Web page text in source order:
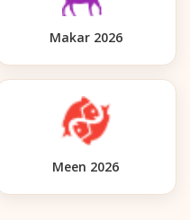
Makar 2026
Meen 2026